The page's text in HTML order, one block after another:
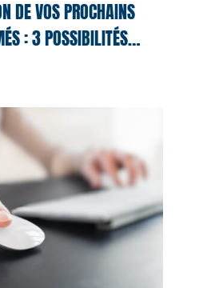
DE VOS PROCHAINS
: 3 POSSIBILITÉS…